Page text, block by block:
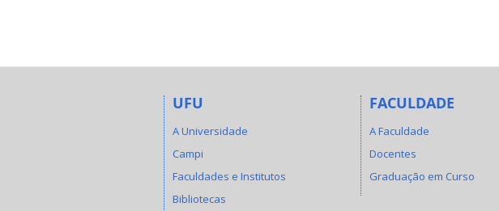
UFU
A Universidade
Campi
Faculdades e Institutos
Bibliotecas
FACULDADE
A Faculdade
Docentes
Graduação em Curso